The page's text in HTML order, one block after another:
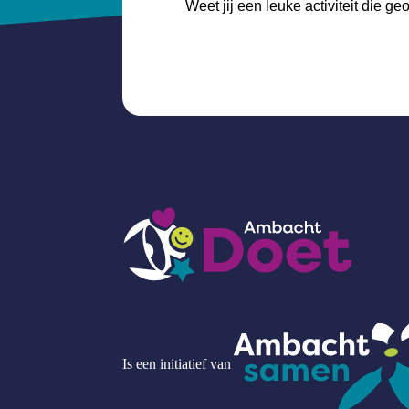
Weet jij een leuke activiteit die
Is een initiatief van